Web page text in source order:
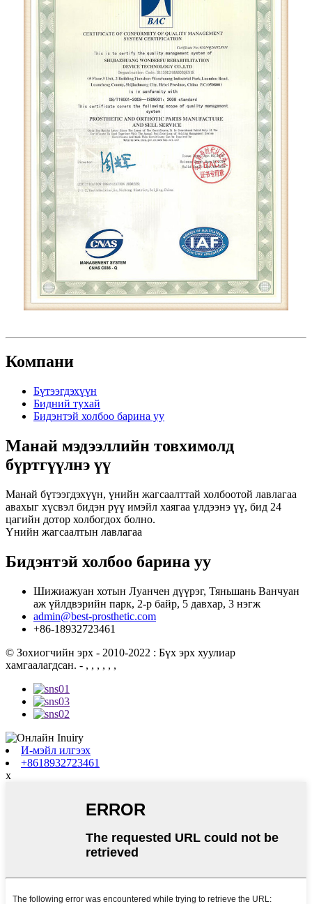
Компани
Бүтээгдэхүүн
Бидний тухай
Бидэнтэй холбоо барина уу
Манай мэдээллийн товхимолд
бүртгүүлнэ үү
Манай бүтээгдэхүүн, үнийн жагсаалттай холбоотой лавлагаа
авахыг хүсвэл бидэн рүү имэйл хаягаа үлдээнэ үү, бид 24
цагийн дотор холбогдох болно.
Үнийн жагсаалтын лавлагаа
Бидэнтэй холбоо барина уу
Шижиажуан хотын Луанчен дүүрэг, Тяньшань Ванчуан
аж үйлдвэрийн парк, 2-р байр, 5 давхар, 3 нэгж
admin@best-prosthetic.com
+86-18932723461
© Зохиогчийн эрх - 2010-2022 : Бүх эрх хуулиар
хамгаалагдсан. - , , , , , ,
И-мэйл илгээх
+8618932723461
x